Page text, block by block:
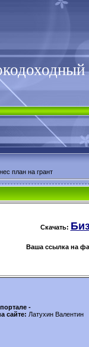
план на грант
Скачать:
Ваша ссылка на
-
сайте: Латухин Валентин